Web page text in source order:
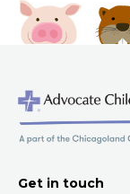
Get in touch